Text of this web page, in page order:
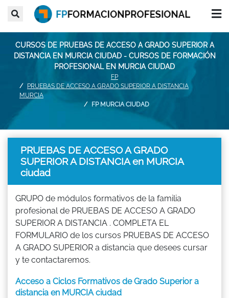
CURSOS DE PRUEBAS DE ACCESO A GRADO SUPERIOR A
DISTANCIA EN MURCIA CIUDAD - CURSOS DE FORMACIÓN
PROFESIONAL EN MURCIA CIUDAD
FP
PRUEBAS DE ACCESO A GRADO SUPERIOR A DISTANCIA
MURCIA
FP MURCIA CIUDAD
PRUEBAS DE ACCESO A GRADO
SUPERIOR A DISTANCIA en MURCIA
ciudad
GRUPO de módulos formativos de la familia
profesional de PRUEBAS DE ACCESO A GRADO
SUPERIOR A DISTANCIA . COMPLETA EL
FORMULARIO de los cursos PRUEBAS DE ACCESO
A GRADO SUPERIOR a distancia que desees cursar
y te contactaremos.
Acceso a Ciclos Formativos de Grado Superior a
distancia en MURCIA ciudad